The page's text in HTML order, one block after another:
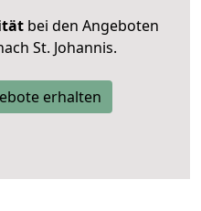
bei den Angeboten
St. Johannis.
erhalten